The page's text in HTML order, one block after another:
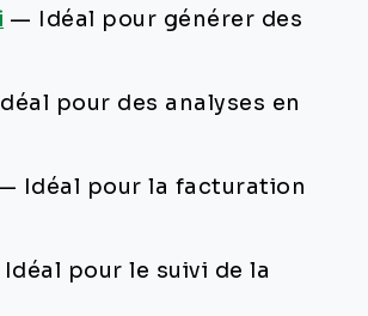
—
Idéal pour générer des
Idéal pour des analyses en
Idéal pour la facturation
Idéal pour le suivi de la